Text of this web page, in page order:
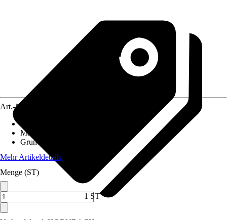
Art.-Nr.
Material
Grundfarbe
Mehr Artikeldetails
Menge (ST)
1 ST